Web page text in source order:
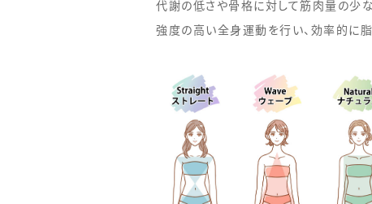
代謝の低さや骨格に対して筋肉量の少
強度の高い全身運動を行い、効率的に脂